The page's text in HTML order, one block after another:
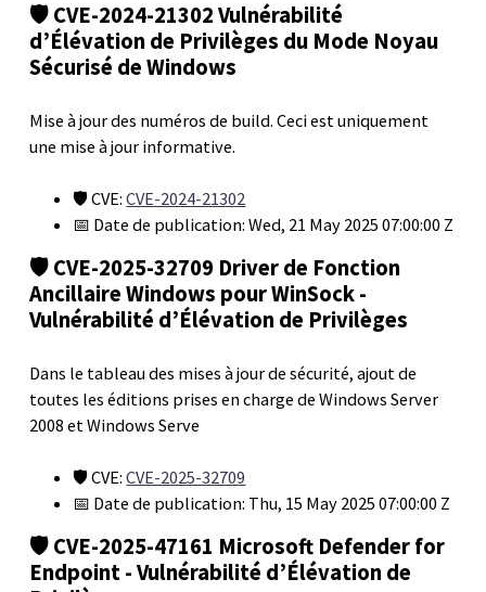
🛡️ CVE-2024-21302 Vulnérabilité
d’Élévation de Privilèges du Mode Noyau
Sécurisé de Windows
Mise à jour des numéros de build. Ceci est uniquement
une mise à jour informative.
🛡️ CVE:CVE-2024-21302
📅 Date de publication: Wed, 21 May 2025 07:00:00 Z
🛡️ CVE-2025-32709 Driver de Fonction
Ancillaire Windows pour WinSock -
Vulnérabilité d’Élévation de Privilèges
Dans le tableau des mises à jour de sécurité, ajout de
toutes les éditions prises en charge de Windows Server
2008 et Windows Serve
🛡️ CVE:CVE-2025-32709
📅 Date de publication: Thu, 15 May 2025 07:00:00 Z
🛡️ CVE-2025-47161 Microsoft Defender for
Endpoint - Vulnérabilité d’Élévation de